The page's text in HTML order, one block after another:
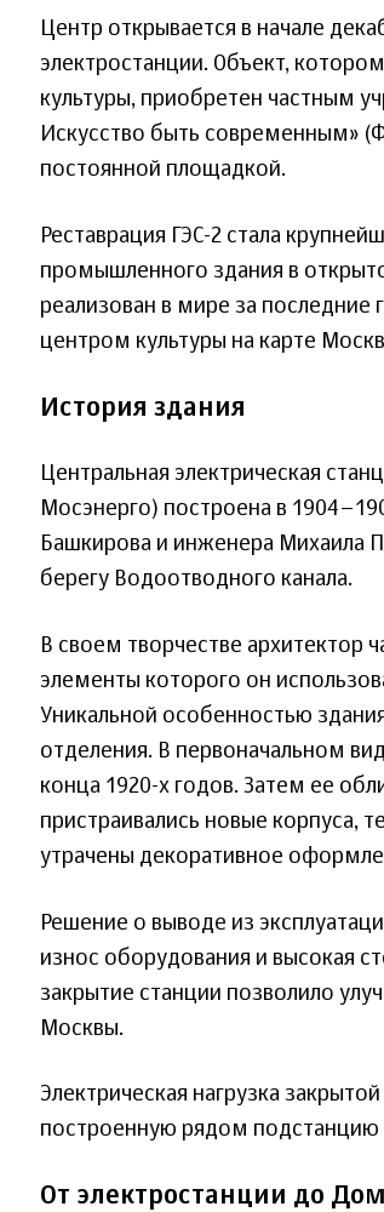
Центр открывается в начале
электростанции. Объект,
культуры, приобретен частным
Искусство быть современным»
постоянной площадкой.
Реставрация ГЭС-2 стала
промышленного здания в
реализован в мире за
центром культуры на карте
История здания
Центральная электрическая
Мосэнерго) построена в
Башкирова и инженера Михаила
берегу Водоотводного канала.
В своем творчестве архитектор
элементы которого он
Уникальной особенностью
отделения. В первоначальном
конца 1920-х годов. Затем ее
пристраивались новые корпуса,
утрачены декоративное
Решение о выводе из
износ оборудования и высокая
закрытие станции позволило
Москвы.
Электрическая нагрузка
построенную рядом подстанцию
От электростанции до